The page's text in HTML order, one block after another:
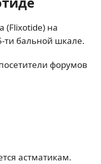
(Flixotide) на
ти бальной шкале.
форумов
астматикам.